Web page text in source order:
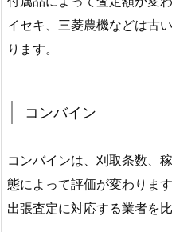
イセキ、三菱農機などは古
ります。
コンバイン
コンバインは、刈取条数、
態によって評価が変わりま
出張査定に対応する業者を